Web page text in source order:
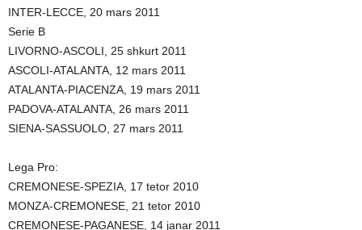
INTER-LECCE, 20 mars 2011
Serie B
LIVORNO-ASCOLI, 25 shkurt 2011
ASCOLI-ATALANTA, 12 mars 2011
ATALANTA-PIACENZA, 19 mars 2011
PADOVA-ATALANTA, 26 mars 2011
SIENA-SASSUOLO, 27 mars 2011
Lega Pro:
CREMONESE-SPEZIA, 17 tetor 2010
MONZA-CREMONESE, 21 tetor 2010
CREMONESE-PAGANESE, 14 janar 2011